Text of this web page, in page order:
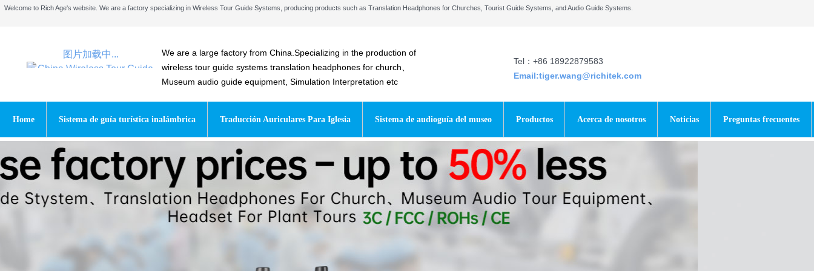
图片加载中...
Home Sistema de guía turística inalámbrica Traducción Auriculares Para Iglesia Sistema de audioguía del museo Productos Acerca de nosotros Noticias Preguntas frecuentes
We are a large factory from China.Specializing in the production of
wireless tour guide systems translation headphones for church、
Museum audio guide equipment, Simulation Interpretation etc
Tel：+86 18922879583
Email:tiger.wang@richitek.com
Welcome to Rich Age's website. We are a factory specializing in Wireless Tour Guide Systems, producing products such as Translation Headphones for Churches, Tourist Guide Systems, and Audio Guide Systems.